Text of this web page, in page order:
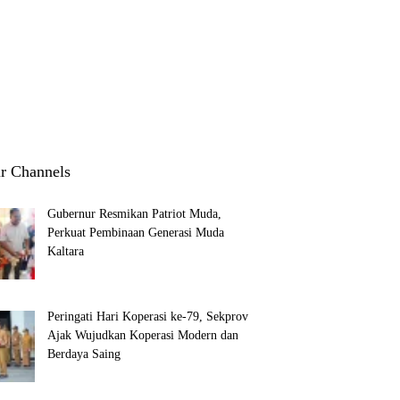
Channels
Gubernur Resmikan Patriot Muda,
Perkuat Pembinaan Generasi Muda
Kaltara
Peringati Hari Koperasi ke-79, Sekprov
Ajak Wujudkan Koperasi Modern dan
Berdaya Saing